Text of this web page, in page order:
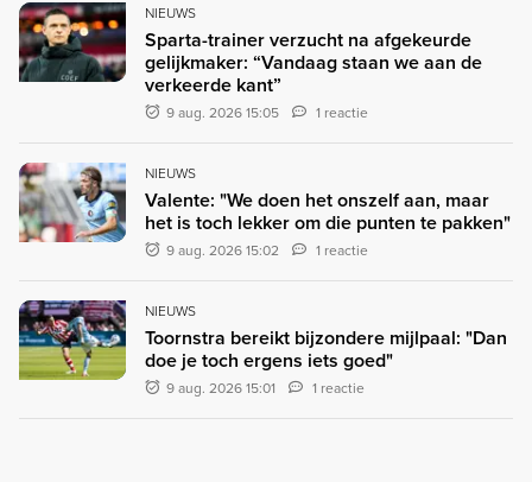
NIEUWS
Sparta-trainer verzucht na afgekeurde
gelijkmaker: “Vandaag staan we aan de
verkeerde kant”
9 aug. 2026 15:05 1 reactie
NIEUWS
Valente: "We doen het onszelf aan, maar
het is toch lekker om die punten te pakken"
9 aug. 2026 15:02 1 reactie
NIEUWS
Toornstra bereikt bijzondere mijlpaal: "Dan
doe je toch ergens iets goed"
9 aug. 2026 15:01 1 reactie